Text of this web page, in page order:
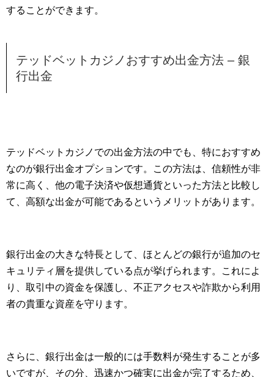
することができます。
テッドベットカジノおすすめ出金方法 – 銀
行出金
テッドベットカジノでの出金方法の中でも、特におすすめ
なのが銀行出金オプションです。この方法は、信頼性が非
常に高く、他の電子決済や仮想通貨といった方法と比較し
て、高額な出金が可能であるというメリットがあります。
銀行出金の大きな特長として、ほとんどの銀行が追加のセ
キュリティ層を提供している点が挙げられます。これによ
り、取引中の資金を保護し、不正アクセスや詐欺から利用
者の貴重な資産を守ります。
さらに、銀行出金は一般的には手数料が発生することが多
いですが、その分、迅速かつ確実に出金が完了するため、